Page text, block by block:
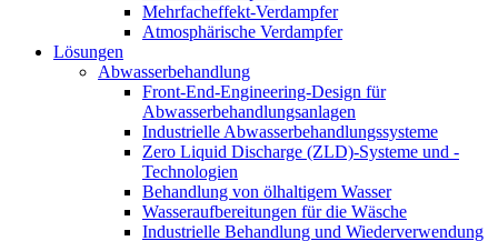
Mehrfacheffekt-Verdampfer
Atmosphärische Verdampfer
Lösungen
Abwasserbehandlung
Front-End-Engineering-Design für
Abwasserbehandlungsanlagen
Industrielle Abwasserbehandlungssysteme
Zero Liquid Discharge (ZLD)-Systeme und -
Technologien
Behandlung von ölhaltigem Wasser
Wasseraufbereitungen für die Wäsche
Industrielle Behandlung und Wiederverwendung